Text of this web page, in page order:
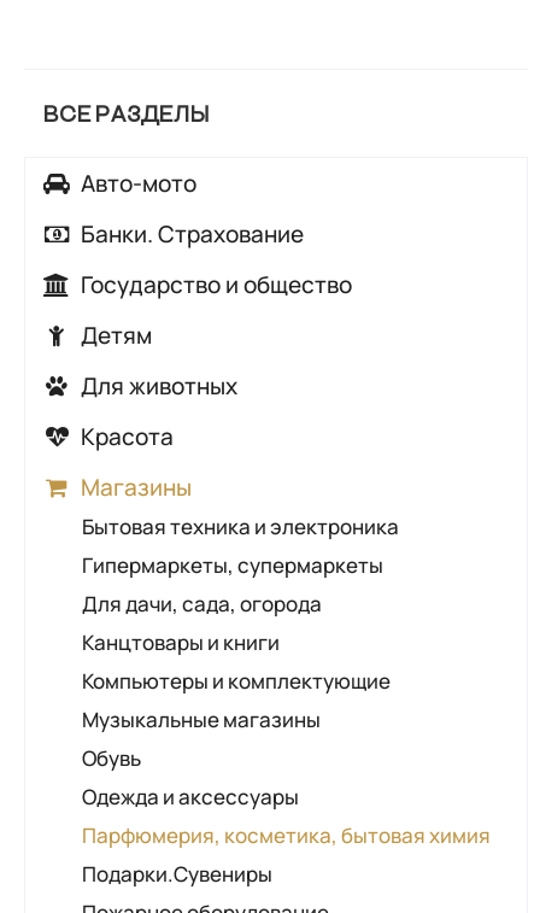
ВСЕ РАЗДЕЛЫ
Авто-мото
Автозапчасти
Автосалоны, автохаусы
Автосервисы, автотехцентры
Автошколы
ГАИ
Шиномонтаж
Банки. Страхование
Банки
Государство и общество
Аварийные и диспетчерские службы
Контролирующие органы
Общественно-социальные организации
Правоохранительные органы
Промышленные предприятия
Солигорский районный исполнительный
комитет
Детям
Детские кафе
оздоровительные процедуры
Детские сады
Развитие и обучение
Развлечения для детей
Товары для детей
Прокат товаров для детей
Для животных
Ветеринарные аптеки
Зоомагазины
Грумеры
Красота
Косметические кабинеты
Маникюр, педикюр
Парикмахерские
Салоны красоты
Солярии
Магазины
Бытовая техника и электроника
Гипермаркеты, супермаркеты
Для дачи, сада, огорода
Канцтовары и книги
Компьютеры и комплектующие
Музыкальные магазины
Обувь
Одежда и аксессуары
Парфюмерия, косметика, бытовая химия
Подарки.Сувениры